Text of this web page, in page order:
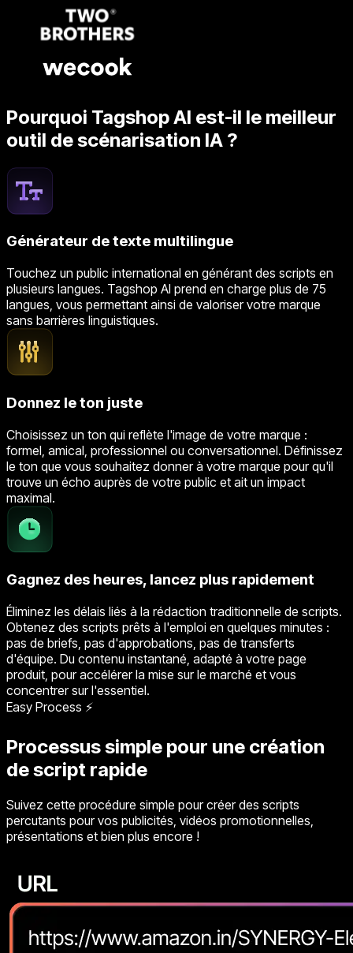
Pourquoi Tagshop AI est-il le meilleur
outil de scénarisation IA ?
Générateur de texte multilingue
Touchez un public international en générant des scripts en
plusieurs langues. Tagshop AI prend en charge plus de 75
langues, vous permettant ainsi de valoriser votre marque
sans barrières linguistiques.
Donnez le ton juste
Choisissez un ton qui reflète l'image de votre marque :
formel, amical, professionnel ou conversationnel. Définissez
le ton que vous souhaitez donner à votre marque pour qu'il
trouve un écho auprès de votre public et ait un impact
maximal.
Gagnez des heures, lancez plus rapidement
Éliminez les délais liés à la rédaction traditionnelle de scripts.
Obtenez des scripts prêts à l'emploi en quelques minutes :
pas de briefs, pas d'approbations, pas de transferts
d'équipe. Du contenu instantané, adapté à votre page
produit, pour accélérer la mise sur le marché et vous
concentrer sur l'essentiel.
Easy Process ⚡
Processus simple pour une création
de script rapide
Suivez cette procédure simple pour créer des scripts
percutants pour vos publicités, vidéos promotionnelles,
présentations et bien plus encore !